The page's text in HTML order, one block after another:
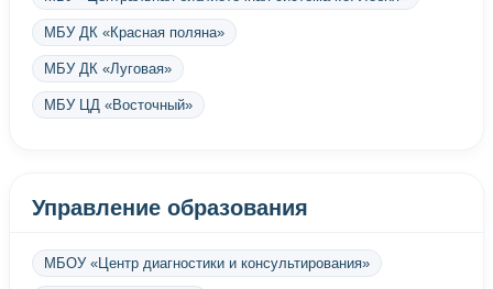
МБУ ДК «Красная поляна»
МБУ ДК «Луговая»
МБУ ЦД «Восточный»
Управление образования
МБОУ «Центр диагностики и консультирования»